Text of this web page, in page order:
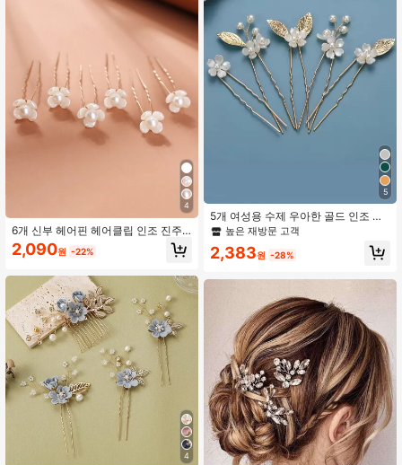
4
6개 신부 헤어핀 헤어클립 인조 진주
한국 스타일 업도 헤어 포크 U자형 헤
어클립 작은 헤어핀 신부 헤어 액세서
2,090원 -22%
4
5
5개 여성용 수제 우아한 골드 인조 진
주 꽃 및 잎 헤어핀, 신부, 결혼식 파티,
높은 재방문 고객
2,383원 -28%